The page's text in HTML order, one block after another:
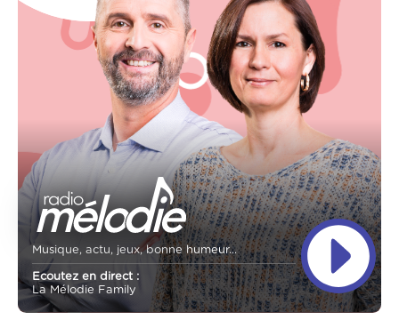
Musique, actu, jeux, bonne humeur...
Ecoutez en direct :
La Mélodie Family